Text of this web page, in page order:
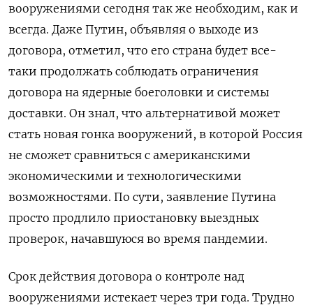
вооружениями сегодня так же необходим, как и
всегда. Даже Путин, объявляя о выходе из
договора, отметил, что его страна будет все-
таки продолжать соблюдать ограничения
договора на ядерные боеголовки и системы
доставки. Он знал, что альтернативой может
стать новая гонка вооружений, в которой Россия
не сможет сравниться с американскими
экономическими и технологическими
возможностями. По сути, заявление Путина
просто продлило приостановку выездных
проверок, начавшуюся во время пандемии.
Срок действия договора о контроле над
вооружениями истекает через три года. Трудно